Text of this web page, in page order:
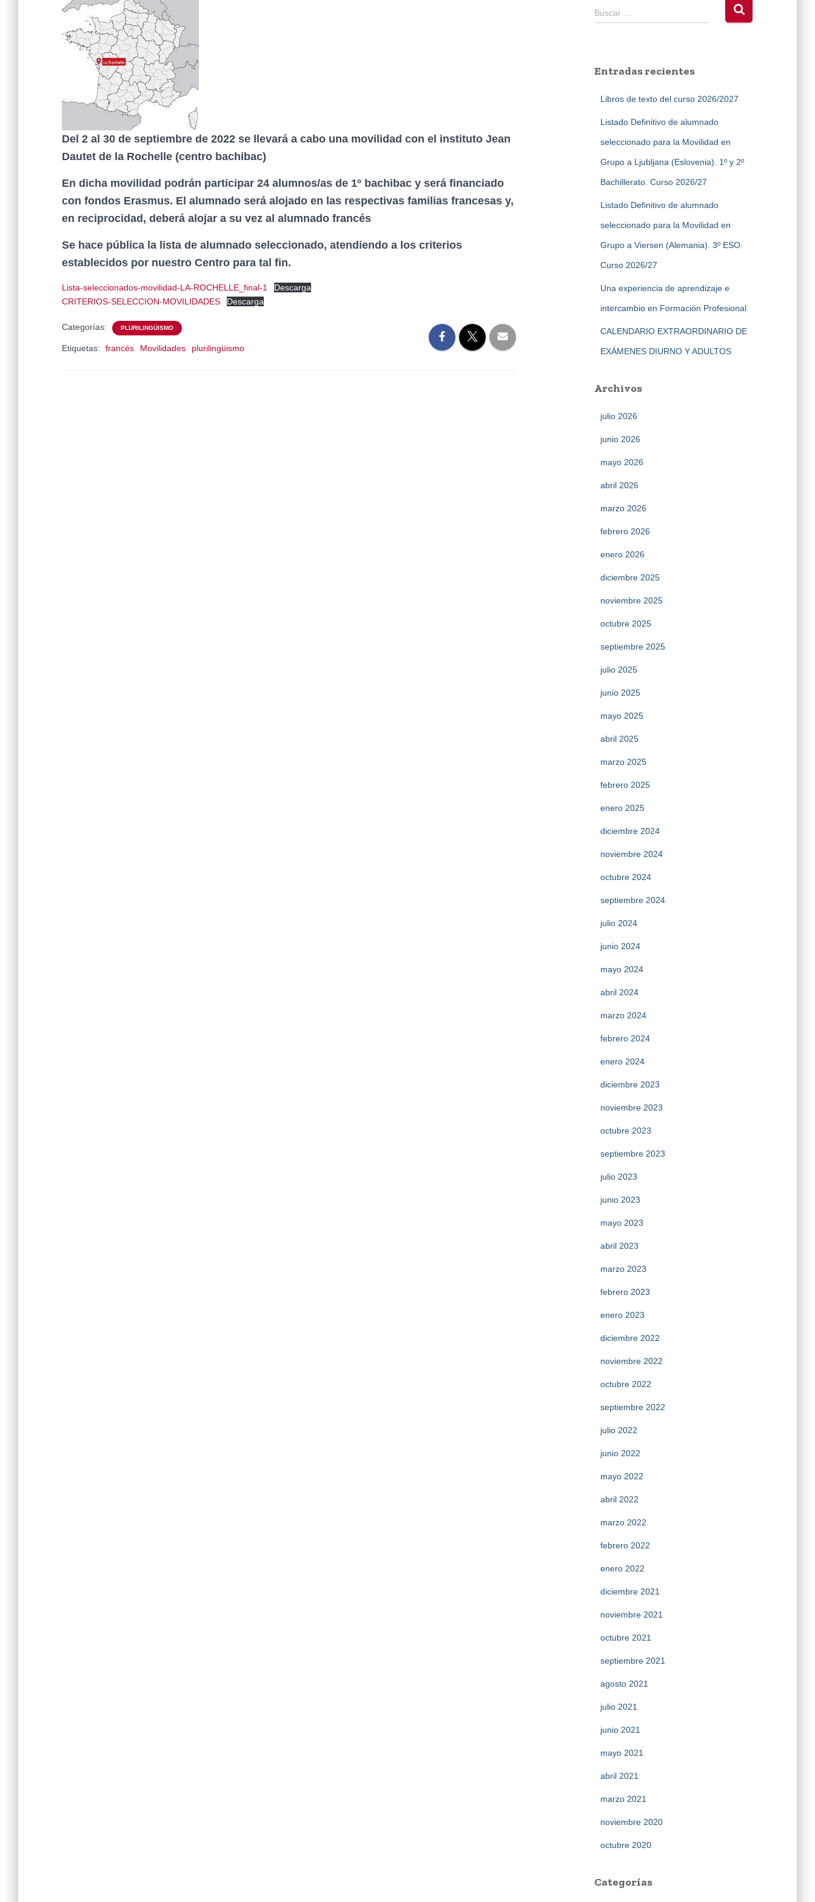
Del 2 al 30 de septiembre de 2022 se llevará a cabo una movilidad con el instituto Jean
Dautet de la Rochelle (centro bachibac)
En dicha movilidad podrán participar 24 alumnos/as de 1º bachibac y será financiado
con fondos Erasmus. El alumnado será alojado en las respectivas familias francesas y,
en reciprocidad, deberá alojar a su vez al alumnado francés
Se hace pública la lista de alumnado seleccionado, atendiendo a los criterios
establecidos por nuestro Centro para tal fin.
Lista-seleccionados-movilidad-LA-ROCHELLE_final-1
Descarga
CRITERIOS-SELECCION-MOVILIDADES
Descarga
Categorías: PLURILINGÜISMO
Etiquetas: francés Movilidades plurilingüismo
B
u
r
Buscar …
Entradas recientes
Libros de texto del curso 2026/2027
Listado Definitivo de alumnado
seleccionado para la Movilidad en
Grupo a Ljubljana (Eslovenia). 1º y 2º
Bachillerato. Curso 2026/27
Listado Definitivo de alumnado
seleccionado para la Movilidad en
Grupo a Viersen (Alemania). 3º ESO.
Curso 2026/27
Una experiencia de aprendizaje e
intercambio en Formación Profesional
CALENDARIO EXTRAORDINARIO DE
EXÁMENES DIURNO Y ADULTOS
Archivos
julio 2026
junio 2026
mayo 2026
abril 2026
marzo 2026
febrero 2026
enero 2026
diciembre 2025
noviembre 2025
octubre 2025
septiembre 2025
julio 2025
junio 2025
mayo 2025
abril 2025
marzo 2025
febrero 2025
enero 2025
diciembre 2024
noviembre 2024
octubre 2024
septiembre 2024
julio 2024
junio 2024
mayo 2024
abril 2024
marzo 2024
febrero 2024
enero 2024
diciembre 2023
noviembre 2023
octubre 2023
septiembre 2023
julio 2023
junio 2023
mayo 2023
abril 2023
marzo 2023
febrero 2023
enero 2023
diciembre 2022
noviembre 2022
octubre 2022
septiembre 2022
julio 2022
junio 2022
mayo 2022
abril 2022
marzo 2022
febrero 2022
enero 2022
diciembre 2021
noviembre 2021
octubre 2021
septiembre 2021
agosto 2021
julio 2021
junio 2021
mayo 2021
abril 2021
marzo 2021
noviembre 2020
octubre 2020
Categorías